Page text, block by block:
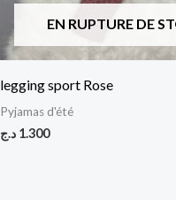
EN RUPTURE DE
legging sport Rose
Pyjamas d'été
1.300 د.ج